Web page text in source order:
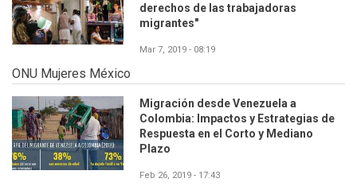
derechos de las trabajadoras
migrantes"
Mar 7, 2019 - 08:19
ONU Mujeres México
Migración desde Venezuela a
Colombia: Impactos y Estrategias de
Respuesta en el Corto y Mediano
Plazo
Feb 26, 2019 - 17:43